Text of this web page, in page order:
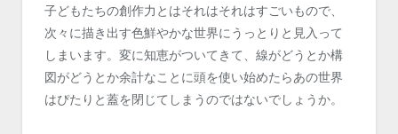
子どもたちの創作力とはそれはそれはすごいもので、
次々に描き出す色鮮やかな世界にうっとりと見入って
しまいます。変に知恵がついてきて、線がどうとか構
図がどうとか余計なことに頭を使い始めたらあの世界
はぴたりと蓋を閉じてしまうのではないでしょうか。